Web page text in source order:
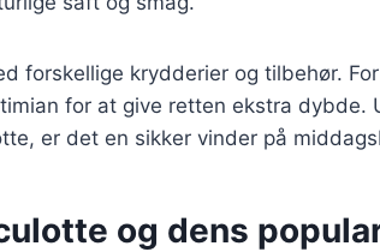
forskellige krydderier og tilbehør.
for at give retten ekstra dybde.
er det en sikker vinder på
og dens